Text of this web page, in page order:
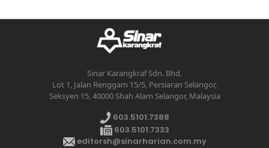
Sinar Karangkraf Sdn. Bhd.
Lot 1, Jalan Renggam 15/5, Persiaran Selangor,
Seksyen 15, 40000 Shah Alam Selangor, Malaysia
603.5101.7388
603.5101.7333
editorsh@sinarharian.com.my